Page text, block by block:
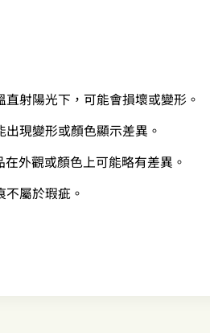
射陽光下，可能會損壞或變形。
現變形或顏色顯示差異。
外觀或顏色上可能略有差異。
屬於瑕疵。